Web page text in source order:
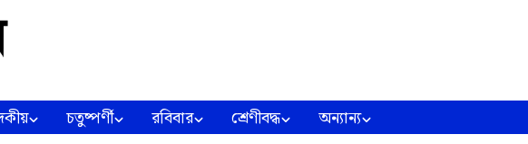
চতুষ্পর্ণী রবিবার শ্রেণীবদ্ধ অন্যান্য